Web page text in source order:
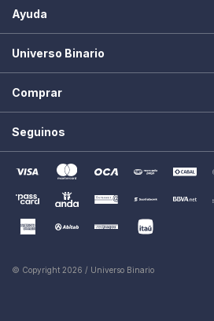
Ayuda
Universo Binario
Comprar
Seguinos
© Copyright 2026 / Universo Binario